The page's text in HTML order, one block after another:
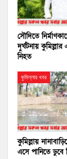
সৌদিতে
দুর্ঘটনায়
নিহত
কুমিল্লার খবর
কুমিল্লায়
এসে পানিতে ডুবে